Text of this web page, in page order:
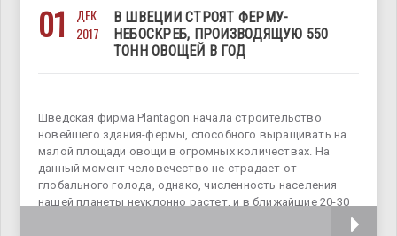
01
ДЕК
2017
В ШВЕЦИИ СТРОЯТ ФЕРМУ-
НЕБОСКРЕБ, ПРОИЗВОДЯЩУЮ 550
ТОНН ОВОЩЕЙ В ГОД
Шведская фирма Plantagon начала строительство
новейшего здания-фермы, способного выращивать на
малой площади овощи в огромных количествах. На
данный момент человечество не страдает от
глобального голода, однако, численность населения
нашей планеты неуклонно растет, и в ближайшие 20-30